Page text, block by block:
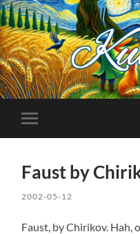
Toggle
mobile
Faust by
2002-05-12
Faust, by Chirikov. Hah,